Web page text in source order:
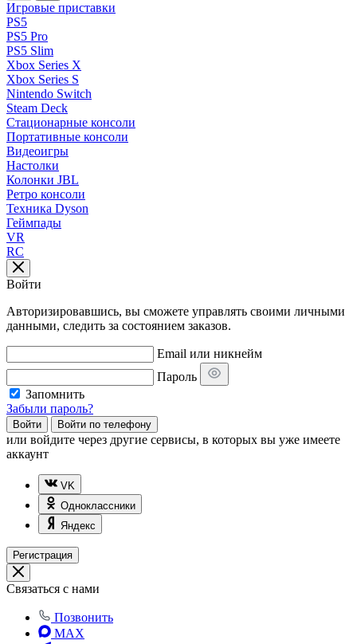
Игровые приставки
PS5
PS5 Pro
PS5 Slim
Xbox Series X
Xbox Series S
Nintendo Switch
Steam Deck
Стационарные консоли
Портативные консоли
Видеоигры
Настолки
Колонки JBL
Ретро консоли
Техника Dyson
Геймпады
VR
RC
Войти
Авторизировавшись, вы сможете управлять своими личными
данными, следить за состоянием заказов.
Email или никнейм
Пароль
Запомнить
Забыли пароль?
Войти Войти по телефону
или войдите через другие сервисы, в которых вы уже имеете
аккаунт
VK
Одноклассники
Яндекс
Регистрация
Связаться с нами
Позвонить
MAX